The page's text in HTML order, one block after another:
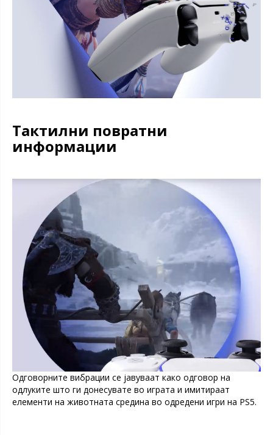
Тактилни повратни
информации
Одговорните вибрации се јавуваат како одговор на
одлуките што ги донесувате во играта и имитираат
елементи на животната средина во одредени игри на PS5.